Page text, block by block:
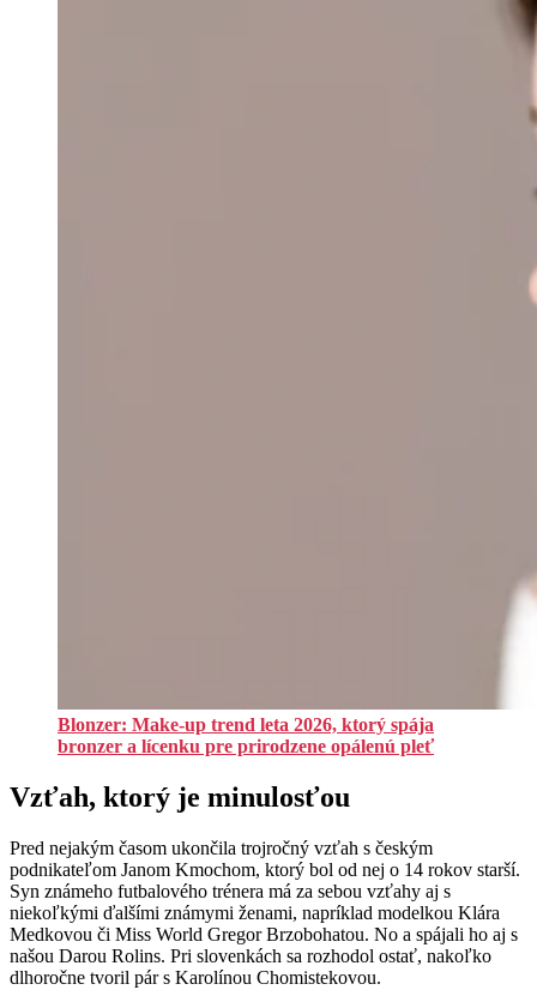
Blonzer: Make-up trend leta 2026, ktorý spája
bronzer a lícenku pre prirodzene opálenú pleť
Vzťah, ktorý je minulosťou
Pred nejakým časom ukončila trojročný vzťah s českým
podnikateľom Janom Kmochom, ktorý bol od nej o 14 rokov starší.
Syn známeho futbalového trénera má za sebou vzťahy aj s
niekoľkými ďalšími známymi ženami, napríklad modelkou Klára
Medkovou či Miss World Gregor Brzobohatou. No a spájali ho aj s
našou Darou Rolins. Pri slovenkách sa rozhodol ostať, nakoľko
dlhoročne tvoril pár s Karolínou Chomistekovou.